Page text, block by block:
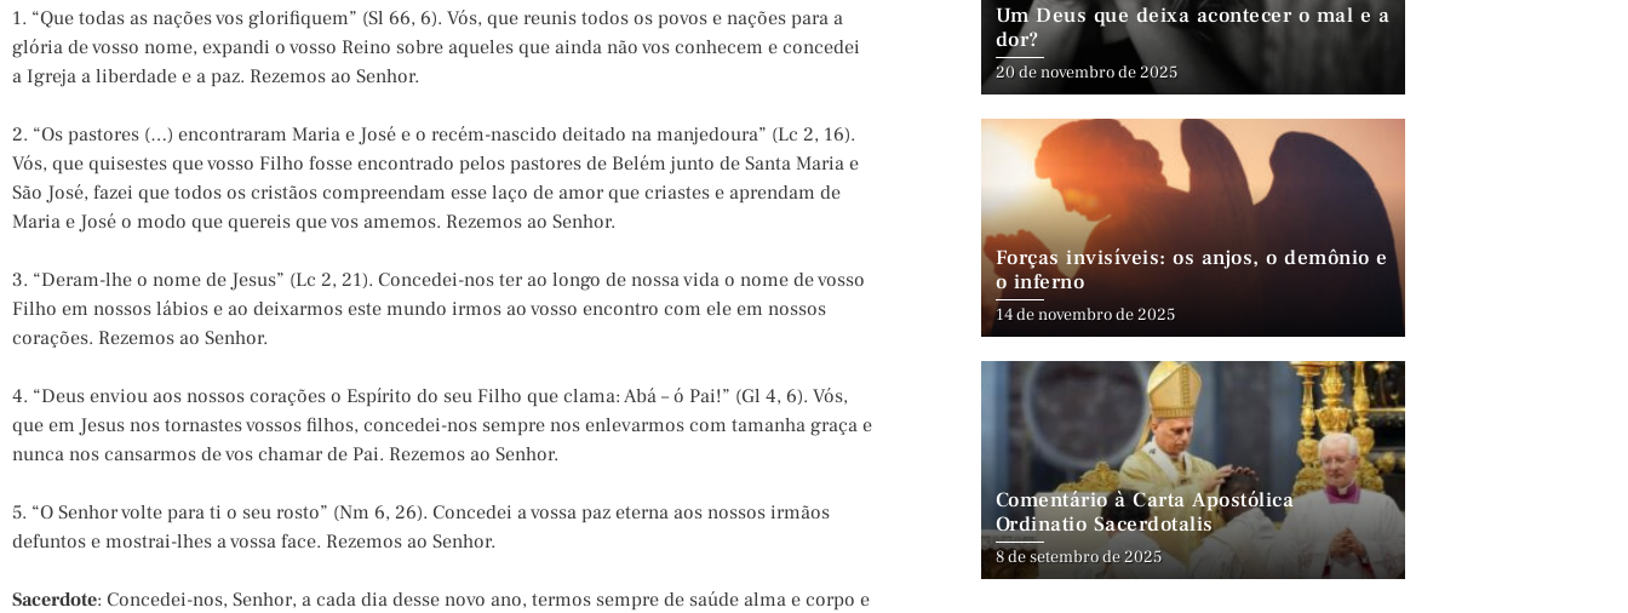
1. “Que todas as nações vos glorifiquem” (Sl 66, 6). Vós, que reunis todos os povos e nações para a
glória de vosso nome, expandi o vosso Reino sobre aqueles que ainda não vos conhecem e concedei
a Igreja a liberdade e a paz. Rezemos ao Senhor.
2. “Os pastores (…) encontraram Maria e José e o recém-nascido deitado na manjedoura” (Lc 2, 16).
Vós, que quisestes que vosso Filho fosse encontrado pelos pastores de Belém junto de Santa Maria e
São José, fazei que todos os cristãos compreendam esse laço de amor que criastes e aprendam de
Maria e José o modo que quereis que vos amemos. Rezemos ao Senhor.
3. “Deram-lhe o nome de Jesus” (Lc 2, 21). Concedei-nos ter ao longo de nossa vida o nome de vosso
Filho em nossos lábios e ao deixarmos este mundo irmos ao vosso encontro com ele em nossos
corações. Rezemos ao Senhor.
4. “Deus enviou aos nossos corações o Espírito do seu Filho que clama: Abá – ó Pai!” (Gl 4, 6). Vós,
que em Jesus nos tornastes vossos filhos, concedei-nos sempre nos enlevarmos com tamanha graça e
nunca nos cansarmos de vos chamar de Pai. Rezemos ao Senhor.
5. “O Senhor volte para ti o seu rosto” (Nm 6, 26). Concedei a vossa paz eterna aos nossos irmãos
defuntos e mostrai-lhes a vossa face. Rezemos ao Senhor.
Sacerdote: Concedei-nos, Senhor, a cada dia desse novo ano, termos sempre de saúde alma e corpo e
Um Deus que deixa acontecer o mal e a
dor?
20 de novembro de 2025
Forças invisíveis: os anjos, o demônio e
o inferno
14 de novembro de 2025
Comentário à Carta Apostólica
Ordinatio Sacerdotalis
8 de setembro de 2025